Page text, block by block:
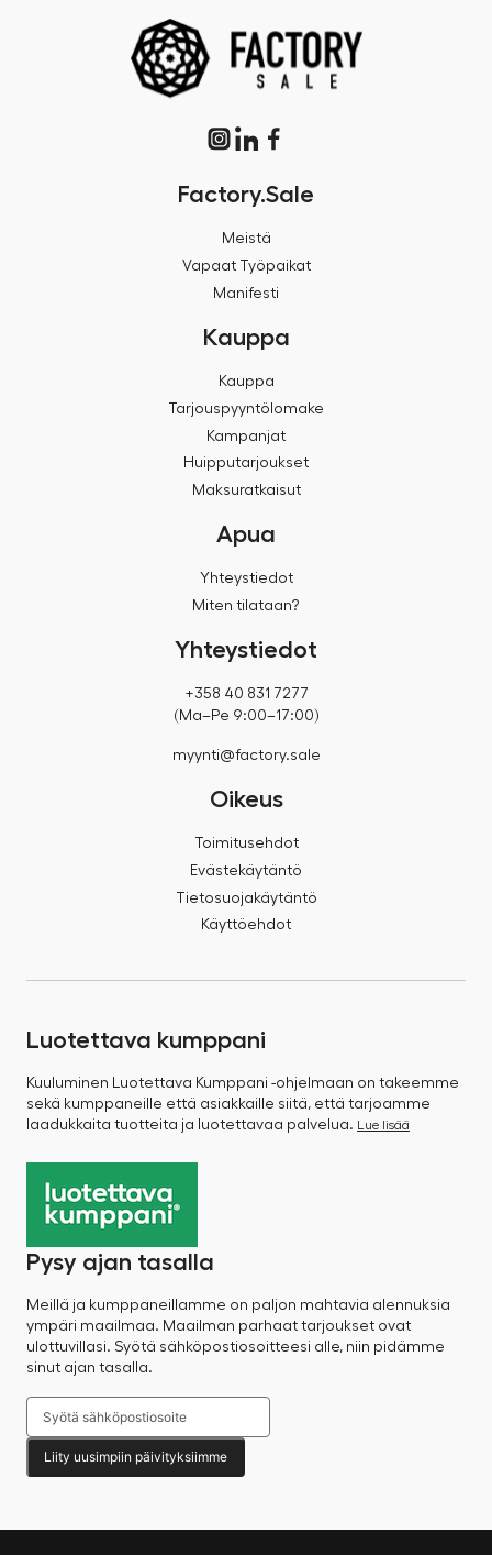
Factory.Sale
Meistä
Vapaat Työpaikat
Manifesti
Kauppa
Kauppa
Tarjouspyyntölomake
Kampanjat
Huipputarjoukset
Maksuratkaisut
Apua
Yhteystiedot
Miten tilataan?
Yhteystiedot
+358 40 831 7277
(Ma–Pe 9:00–17:00)
myynti@factory.sale
Oikeus
Toimitusehdot
Evästekäytäntö
Tietosuojakäytäntö
Käyttöehdot
Luotettava kumppani
Kuuluminen Luotettava Kumppani -ohjelmaan on takeemme
sekä kumppaneille että asiakkaille siitä, että tarjoamme
laadukkaita tuotteita ja luotettavaa palvelua.
Lue lisää
Pysy ajan tasalla
Meillä ja kumppaneillamme on paljon mahtavia alennuksia
ympäri maailmaa. Maailman parhaat tarjoukset ovat
ulottuvillasi. Syötä sähköpostiosoitteesi alle, niin pidämme
sinut ajan tasalla.
Liity uusimpiin päivityksiimme